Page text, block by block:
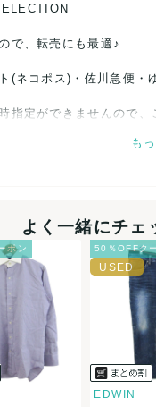
で、転売にも最適♪
(ネコポス)・佐川急便・
指定ができませんので、
は、見る方によって状
意をはらっております
って対応致します。
いますので、真贋方法な
品等が発覚しましたら
メルペイ、銀行振込、
も
よく一緒にチェ
ポン 50％OFFク
EDWIN